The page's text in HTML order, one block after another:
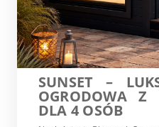
SUNSET –
OGRODOWA Z
DLA 4 OSÓB